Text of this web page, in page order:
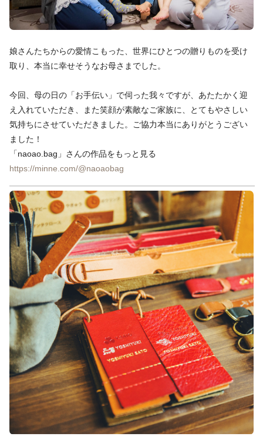
娘さんたちからの愛情こもった、世界にひとつの贈りものを受け
取り、本当に幸せそうなお母さまでした。
今回、母の日の「お手伝い」で伺った我々ですが、あたたかく迎
え入れていただき、また笑顔が素敵なご家族に、とてもやさしい
気持ちにさせていただきました。ご協力本当にありがとうござい
ました！
「naoao.bag」さんの作品をもっと見る
https://minne.com/@naoaobag